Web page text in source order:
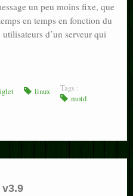
un peu moins fixe, que
en temps en fonction du
d’un serveur qui
Tags :
linux
motd
v3.9